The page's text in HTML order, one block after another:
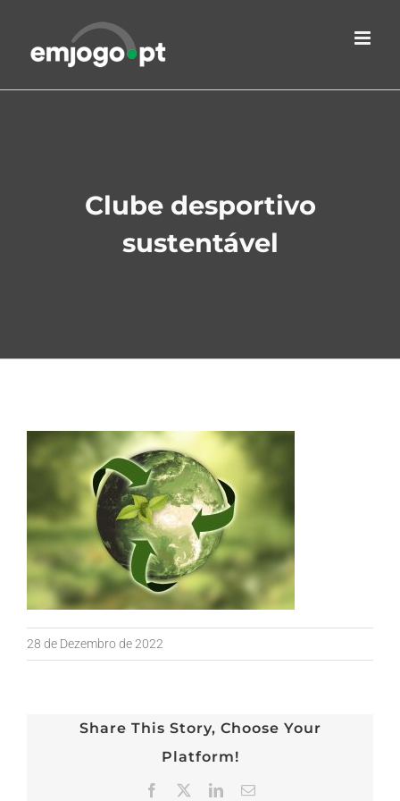
content
Clube desportivo
sustentável
28 de Dezembro de 2022
Share This Story, Choose Your
Platform!
Facebook LinkedInEmail